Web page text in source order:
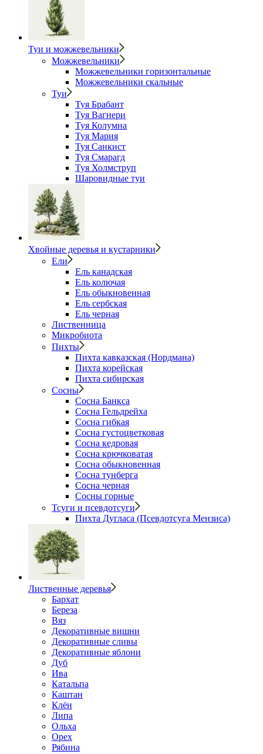
Туи и можжевельники
Можжевельники
Можжевельники горизонтальные
Можжевельники скальные
Туи
Туя Брабант
Туя Вагнери
Туя Колумна
Туя Мария
Туя Санкист
Туя Смарагд
Туя Холмструп
Шаровидные туи
Хвойные деревья и кустарники
Ели
Ель канадская
Ель колючая
Ель обыкновенная
Ель сербская
Ель черная
Лиственница
Микробиота
Пихты
Пихта кавказская (Нордмана)
Пихта корейская
Пихта сибирская
Сосны
Сосна Банкса
Сосна Гельдрейха
Сосна гибкая
Сосна густоцветковая
Сосна кедровая
Сосна крючковатая
Сосна обыкновенная
Сосна тунберга
Сосна черная
Сосны горные
Тсуги и псевдотсуги
Пихта Дугласа (Псевдотсуга Мензиса)
Лиственные деревья
Бархат
Береза
Вяз
Декоративные вишни
Декоративные сливы
Декоративные яблони
Дуб
Ива
Катальпа
Каштан
Клён
Липа
Ольха
Орех
Рябина